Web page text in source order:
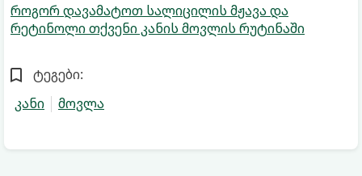
როგორ დავამატოთ სალიცილის მჟავა და
რეტინოლი თქვენი კანის მოვლის რუტინაში
ტეგები:
კანი
მოვლა